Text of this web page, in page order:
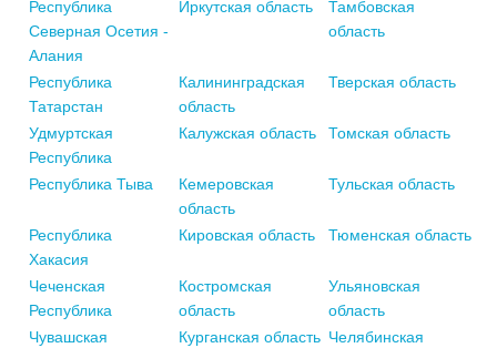
Республика
Северная Осетия -
Алания
Иркутская область
Тамбовская
область
Республика
Татарстан
Калининградская
область
Тверская область
Удмуртская
Республика
Калужская область Томская область
Республика Тыва
Кемеровская
область
Тульская область
Республика
Хакасия
Кировская область Тюменская область
Чеченская
Республика
Костромская
область
Ульяновская
область
Чувашская
Курганская область Челябинская